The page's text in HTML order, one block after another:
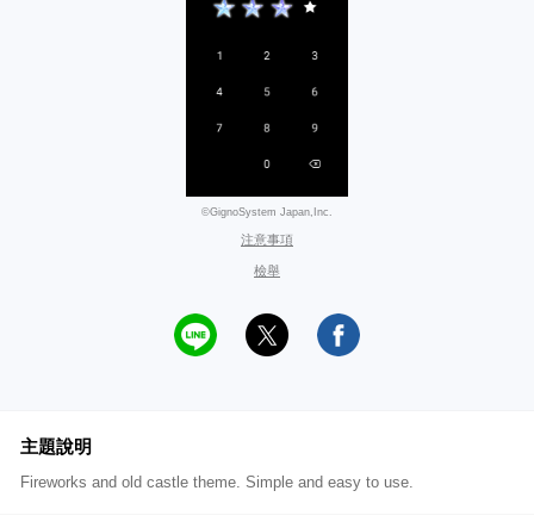
©GignoSystem Japan,Inc.
注意事項
檢舉
主題說明
Fireworks and old castle theme. Simple and easy to use.